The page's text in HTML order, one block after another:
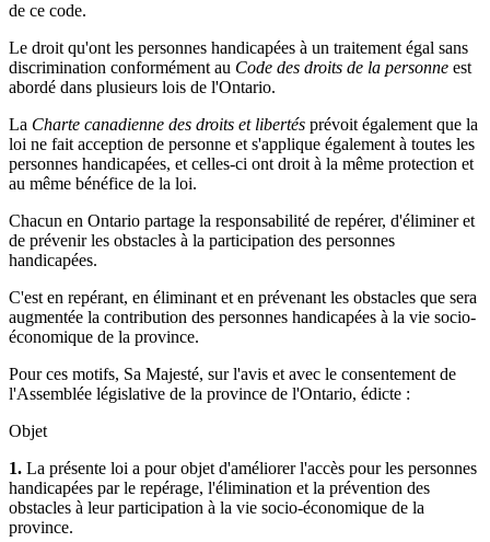
de ce code.
Le droit qu'ont les personnes handicapées à un traitement égal sans
discrimination conformément au Code des droits de la personne est
abordé dans plusieurs lois de l'Ontario.
La Charte canadienne des droits et libertés prévoit également que la
loi ne fait acception de personne et s'applique également à toutes les
personnes handicapées, et celles-ci ont droit à la même protection et
au même bénéfice de la loi.
Chacun en Ontario partage la responsabilité de repérer, d'éliminer et
de prévenir les obstacles à la participation des personnes
handicapées.
C'est en repérant, en éliminant et en prévenant les obstacles que sera
augmentée la contribution des personnes handicapées à la vie socio-
économique de la province.
Pour ces motifs, Sa Majesté, sur l'avis et avec le consentement de
l'Assemblée législative de la province de l'Ontario, édicte :
Objet
1. La présente loi a pour objet d'améliorer l'accès pour les personnes
handicapées par le repérage, l'élimination et la prévention des
obstacles à leur participation à la vie socio-économique de la
province.